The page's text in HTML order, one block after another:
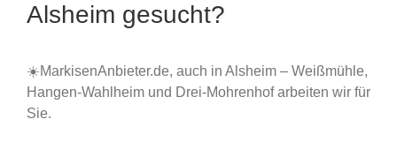
Alsheim gesucht?
☀️MarkisenAnbieter.de, auch in Alsheim – Weißmühle,
Hangen-Wahlheim und Drei-Mohrenhof arbeiten wir für
Sie.